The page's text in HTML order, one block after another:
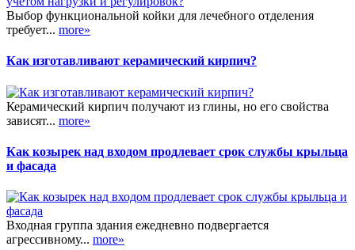
Выбор функциональной койки для лечебного отделения
требует... more»
Как изготавливают керамический кирпич?
Керамический кирпич получают из глины, но его свойства
зависят... more»
Как козырек над входом продлевает срок службы крыльца
и фасада
Входная группа здания ежедневно подвергается
агрессивному... more»